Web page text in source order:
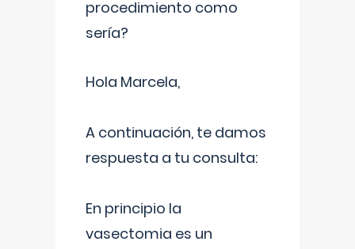
procedimiento como
sería?
Hola Marcela,
A continuación, te damos
respuesta a tu consulta:
En principio la
vasectomia es un